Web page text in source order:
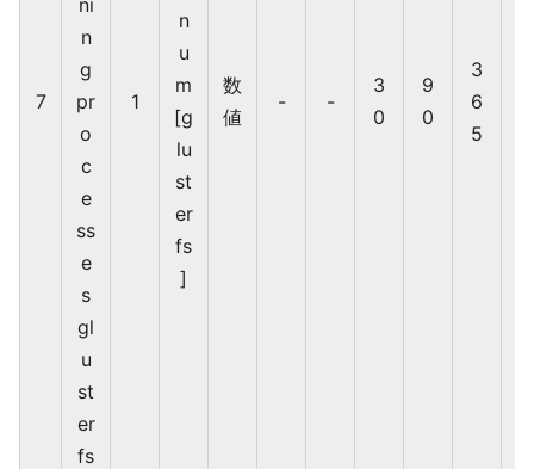
7
ni
n
g
pr
o
c
e
ss
e
s
gl
u
st
er
fs
1
n
u
m
[g
lu
st
er
fs
]
数
値
- -
3
0
9
0
3
6
5